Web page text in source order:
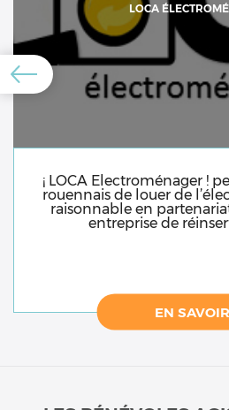
LOCA
¡ LOCA Electroménager !
rouennais de louer de
raisonnable en
entreprise de
EN